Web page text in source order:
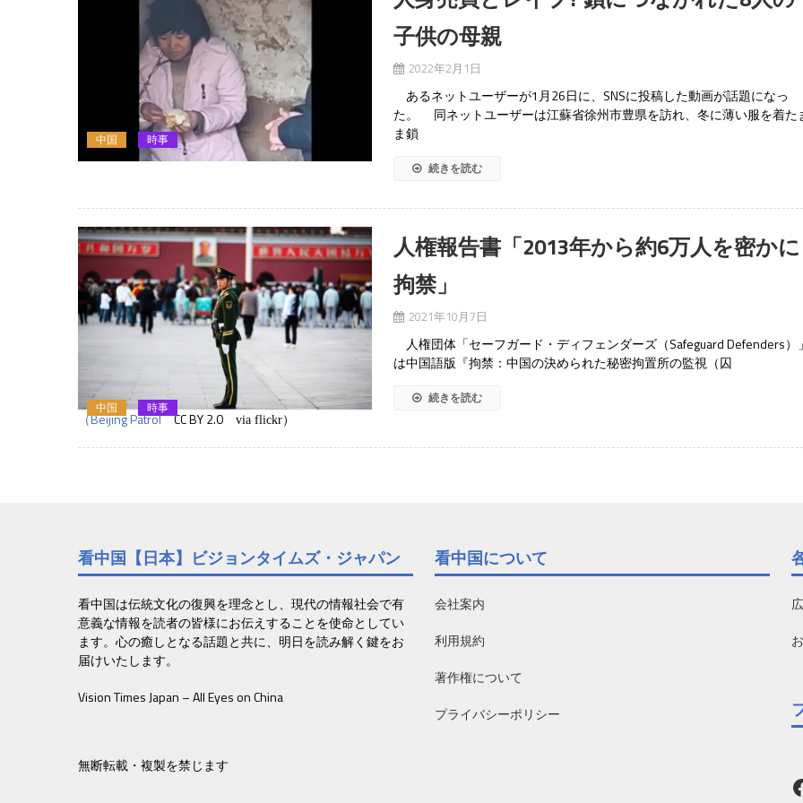
中国 時事
子供の母親
2022年2月1日
あるネットユーザーが1月26日に、SNSに投稿した動画が話題になっ
た。 同ネットユーザーは江蘇省徐州市豊県を訪れ、冬に薄い服を着た
ま鎖
続きを読む
（Beijing PatrolCC BY 2.0 via flickr）
中国 時事
人権報告書「2013年から約6万人を密かに
拘禁」
2021年10月7日
人権団体「セーフガード・ディフェンダーズ（Safeguard Defenders）
は中国語版『拘禁：中国の決められた秘密拘置所の監視（囚
続きを読む
看中国【日本】ビジョンタイムズ・ジャパン
看中国は伝統文化の復興を理念とし、現代の情報社会で有
意義な情報を読者の皆様にお伝えすることを使命としてい
ます。心の癒しとなる話題と共に、明日を読み解く鍵をお
届けいたします。
Vision Times Japan – All Eyes on China
無断転載・複製を禁じます
看中国について
会社案内
利用規約
著作権について
プライバシーポリシー